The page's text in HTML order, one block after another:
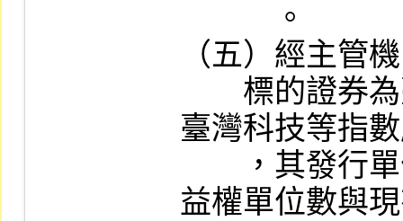
。
（五）經主管
標的證券為
臺灣科技等指
，其發行單
益權單位數與